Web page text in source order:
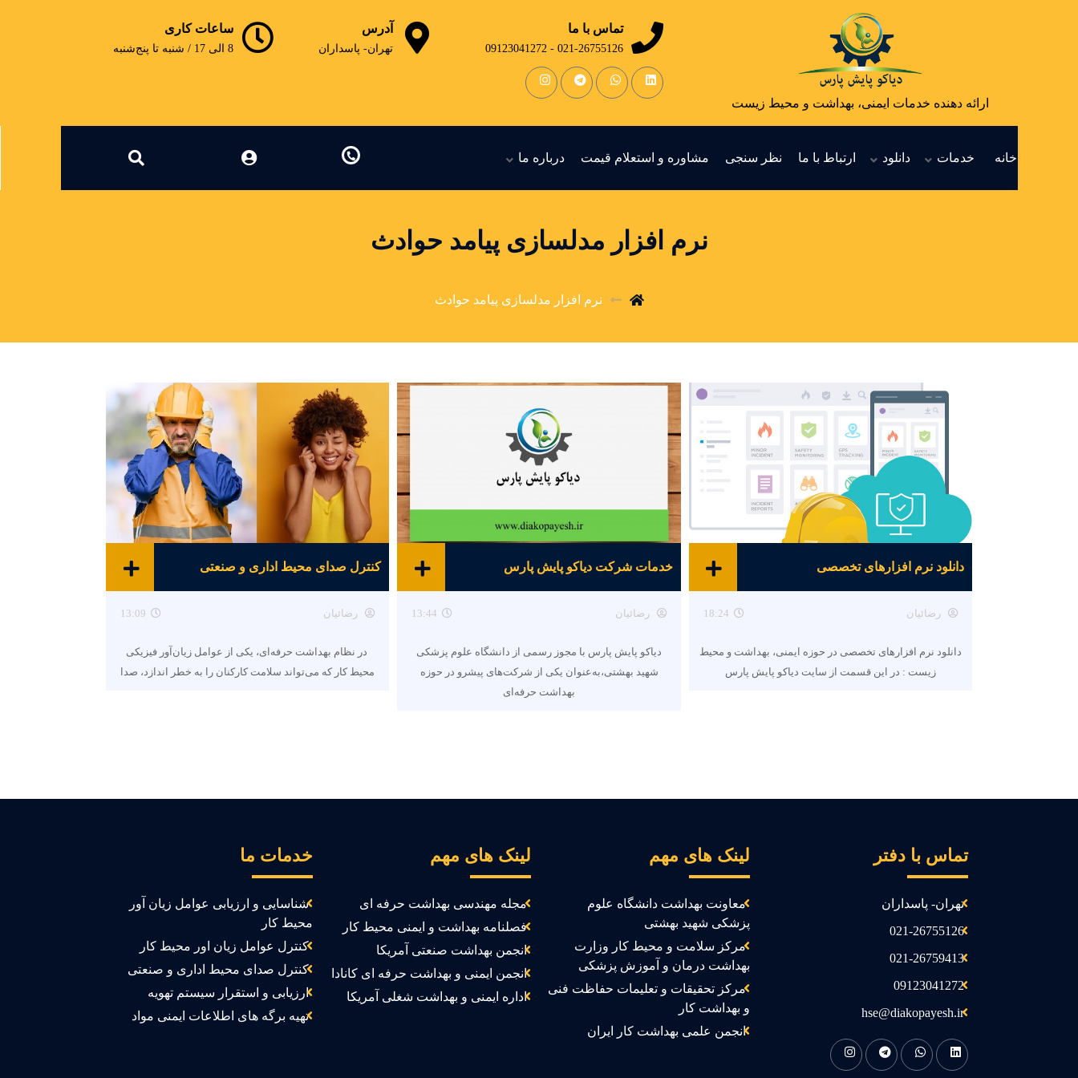
ارائه دهنده خدمات ایمنی، بهداشت و محیط زیست
تماس با ما
021-26755126 - 09123041272
آدرس
تهران- پاسداران
ساعات کاری
8 الی 17 / شنبه تا پنج‌شنبه
خانه خدمات دانلود ارتباط با ما نظر سنجی مشاوره و استعلام قیمت درباره ما
نرم افزار مدلسازی پیامد حوادث
نرم افزار مدلسازی پیامد حوادث
دانلود نرم افزارهای تخصصی
رضائیان 18:24
دانلود نرم افزارهای تخصصی در حوزه ایمنی، بهداشت و محیط
زیست : در این قسمت از سایت دیاکو پایش پارس
خدمات شرکت دیاکو پایش پارس
رضائیان 13:44
دیاکو پایش پارس با مجوز رسمی از دانشگاه علوم پزشکی
شهید بهشتی،به‌عنوان یکی از شرکت‌های پیشرو در حوزه
بهداشت حرفه‌ای
کنترل صدای محیط اداری و صنعتی
رضائیان 13:09
در نظام بهداشت حرفه‌ای، یکی از عوامل زیان‌آور فیزیکی
محیط کار که می‌تواند سلامت کارکنان را به خطر اندازد، صدا
تماس با دفتر
تهران- پاسداران
021-26755126
021-26759413
09123041272
hse@diakopayesh.ir
لینک های مهم
معاونت بهداشت دانشگاه علوم
پزشکی شهید بهشتی
مرکز سلامت و محیط کار وزارت
بهداشت درمان و آموزش پزشکی
مرکز تحقیقات و تعلیمات حفاظت فنی
و بهداشت کار
انجمن علمی بهداشت کار ایران
لینک های مهم
مجله مهندسی بهداشت حرفه ای
فصلنامه بهداشت و ایمنی محیط کار
انجمن بهداشت صنعتی آمریکا
انجمن ایمنی و بهداشت حرفه ای کانادا
اداره ایمنی و بهداشت شغلی آمریکا
خدمات ما
شناسایی و ارزیابی عوامل زیان آور
محیط کار
کنترل عوامل زیان اور محیط کار
کنترل صدای محیط اداری و صنعتی
ارزیابی و استقرار سیستم تهویه
تهیه برگه های اطلاعات ایمنی مواد